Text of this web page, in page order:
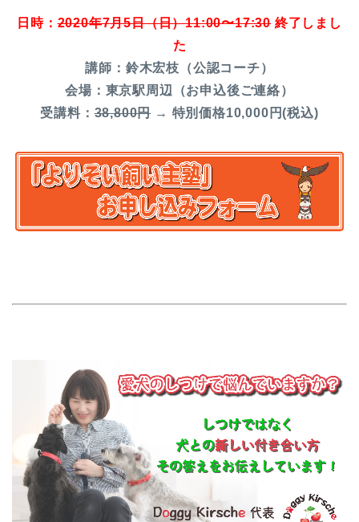
日時：2020年7月5日（日）11:00〜17:30 終了しまし
た
講師：鈴木宏枝（公認コーチ）
会場：東京駅周辺（お申込後ご連絡）
受講料：38,800円→ 特別価格10,000円(税込)